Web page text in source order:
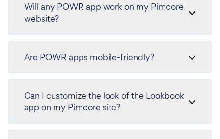
Will any POWR app work on my Pimcore
website?
Are POWR apps mobile-friendly?
Can I customize the look of the Lookbook
app on my Pimcore site?